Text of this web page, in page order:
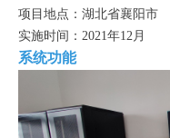
项目地点：湖北省襄阳市
实施时间：2021年12月
系统功能